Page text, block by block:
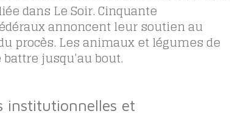
dans Le Soir. Cinquante
annoncent leur soutien au
procès. Les animaux et légumes de
jusqu’au bout.
institutionnelles et